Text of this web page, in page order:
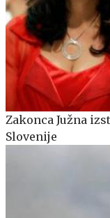
Zakonca Južna
Slovenije